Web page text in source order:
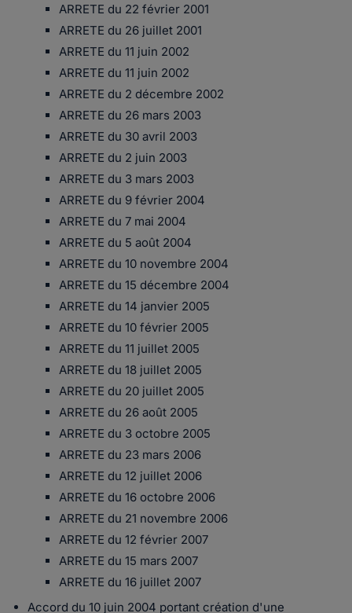
ARRETE du 22 février 2001
ARRETE du 26 juillet 2001
ARRETE du 11 juin 2002
ARRETE du 11 juin 2002
ARRETE du 2 décembre 2002
ARRETE du 26 mars 2003
ARRETE du 30 avril 2003
ARRETE du 2 juin 2003
ARRETE du 3 mars 2003
ARRETE du 9 février 2004
ARRETE du 7 mai 2004
ARRETE du 5 août 2004
ARRETE du 10 novembre 2004
ARRETE du 15 décembre 2004
ARRETE du 14 janvier 2005
ARRETE du 10 février 2005
ARRETE du 11 juillet 2005
ARRETE du 18 juillet 2005
ARRETE du 20 juillet 2005
ARRETE du 26 août 2005
ARRETE du 3 octobre 2005
ARRETE du 23 mars 2006
ARRETE du 12 juillet 2006
ARRETE du 16 octobre 2006
ARRETE du 21 novembre 2006
ARRETE du 12 février 2007
ARRETE du 15 mars 2007
ARRETE du 16 juillet 2007
Accord du 10 juin 2004 portant création d'une